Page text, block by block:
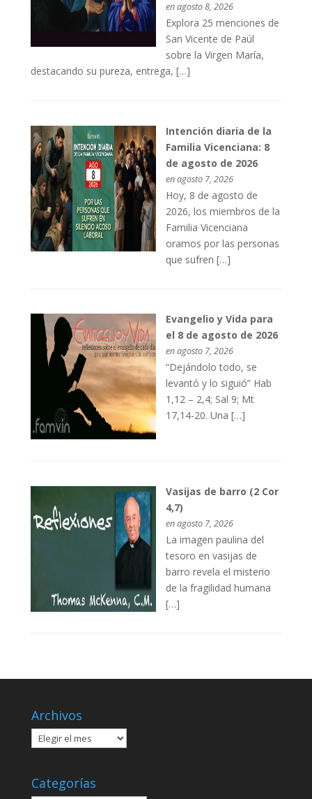
en agosto 8, 2026
Explora 25 menciones de
San Vicente de Paúl
sobre la Virgen María,
destacando su pureza, entrega, […]
Intención diaria de la
Familia Vicenciana: 8
de agosto de 2026
en agosto 7, 2026
Hoy, 8 de agosto de
2026, los miembros de la
Familia Vicenciana
oramos por las personas
que sufren […]
Evangelio y Vida para
el 8 de agosto de 2026
en agosto 7, 2026
“Dejándolo todo, se
levantó y lo siguió” Hab
1,12 – 2,4; Sal 9; Mt
17,14-20. Una […]
Vasijas de barro (2 Cor
4,7)
en agosto 7, 2026
La imagen paulina del
tesoro en vasijas de
barro revela el misterio
de la fragilidad humana
[…]
Archivos
Archivos
Categorías